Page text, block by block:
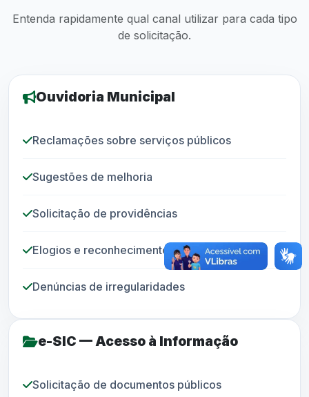
Entenda rapidamente qual canal utilizar para cada tipo
de solicitação.
Ouvidoria Municipal
Reclamações sobre serviços públicos
Sugestões de melhoria
Solicitação de providências
Elogios e reconhecimento
Denúncias de irregularidades
e-SIC — Acesso à Informação
Solicitação de documentos públicos